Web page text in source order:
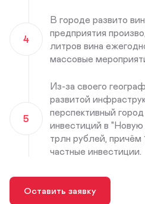
4
В городе развито
предприятия
литров вина
массовые
5
Из-за своего
развитой
перспективный
инвестиций в "Новую
трлн рублей, причём
частные инвестиции.
Оставить заявку